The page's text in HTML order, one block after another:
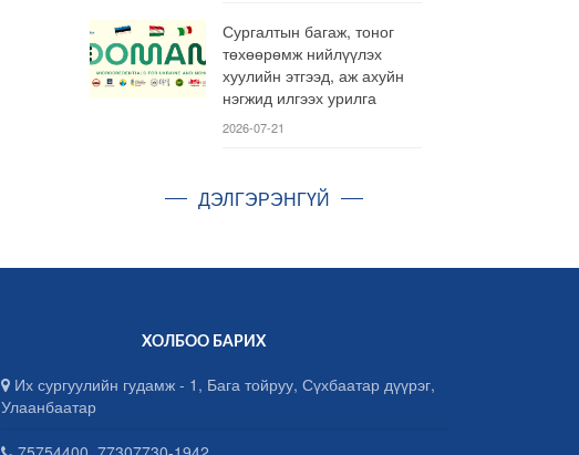
Сургалтын багаж, тоног
төхөөрөмж нийлүүлэх
хуулийн этгээд, аж ахуйн
нэгжид илгээх урилга
2026-07-21
ДЭЛГЭРЭНГҮЙ
ХОЛБОО БАРИХ
Их сургуулийн гудамж - 1, Бага тойруу, Сүхбаатар дүүрэг,
Улаанбаатар